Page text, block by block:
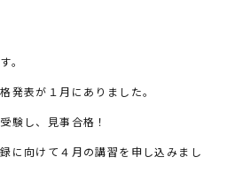
。
発表が１月にありました。
験し、見事合格！
に向けて４月の講習を申し込みまし